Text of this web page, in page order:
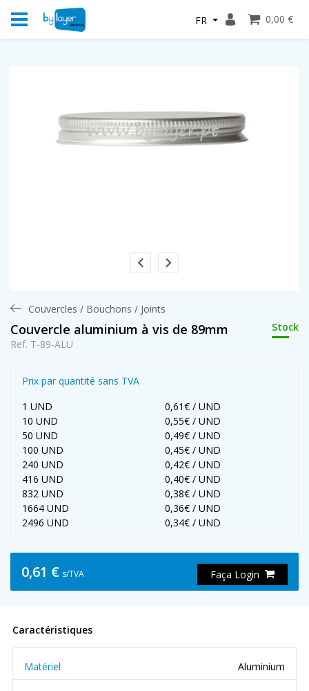
FR 0,00 €
Couvercles / Bouchons / Joints
Couvercle aluminium à vis de 89mm
Stock
Ref. T-89-ALU
Prix par quantité sans TVA
1 UND
0,61€ / UND
10 UND
0,55€ / UND
50 UND
0,49€ / UND
100 UND
0,45€ / UND
240 UND
0,42€ / UND
416 UND
0,40€ / UND
832 UND
0,38€ / UND
1664 UND
0,36€ / UND
2496 UND
0,34€ / UND
0,61 € s/TVA Faça Login
Caractéristiques
Matériel Aluminium